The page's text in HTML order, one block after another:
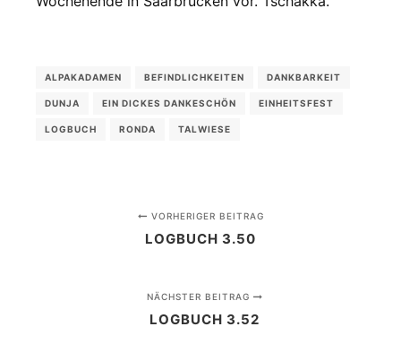
ALPAKADAMEN BEFINDLICHKEITEN DANKBARKEIT
DUNJA EIN DICKES DANKESCHÖN EINHEITSFEST
LOGBUCH RONDA TALWIESE
VORHERIGER BEITRAG
LOGBUCH 3.50
NÄCHSTER BEITRAG
LOGBUCH 3.52